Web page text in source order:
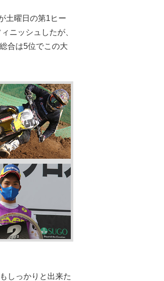
土曜日の第1ヒー
ニッシュしたが、
合は5位でこの大
しっかりと出来た